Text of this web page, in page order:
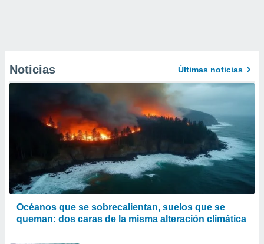
Noticias Últimas noticias
Océanos que se sobrecalientan, suelos que se
queman: dos caras de la misma alteración climática